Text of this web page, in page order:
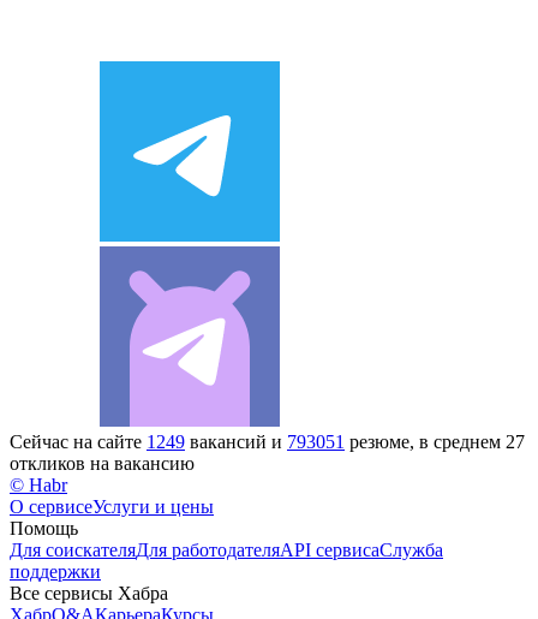
Сейчас на сайте 1249 вакансий и 793051 резюме, в среднем 27
откликов на вакансию
© Habr
О сервисеУслуги и цены
Помощь
Для соискателяДля работодателяAPI сервисаСлужба
поддержки
Все сервисы Хабра
ХабрQ&AКарьераКурсы